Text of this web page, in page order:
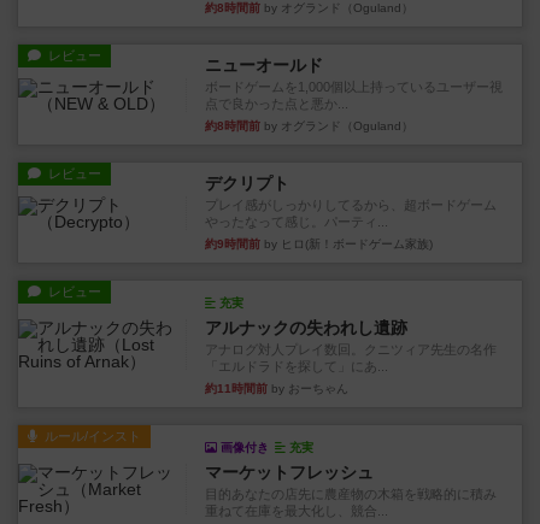
約8時間前 by オグランド（Oguland）
レビュー ニューオールド
ボードゲームを1,000個以上持っているユーザー視
点で良かった点と悪か...
約8時間前 by オグランド（Oguland）
レビュー デクリプト
プレイ感がしっかりしてるから、超ボードゲーム
やったなって感じ。パーティ...
約9時間前 by ヒロ(新！ボードゲーム家族)
レビュー
充実
アルナックの失われし遺跡
アナログ対人プレイ数回。クニツィア先生の名作
「エルドラドを探して」にあ...
約11時間前 by おーちゃん
ルール/インスト
画像付き 充実
マーケットフレッシュ
目的あなたの店先に農産物の木箱を戦略的に積み
重ねて在庫を最大化し、競合...